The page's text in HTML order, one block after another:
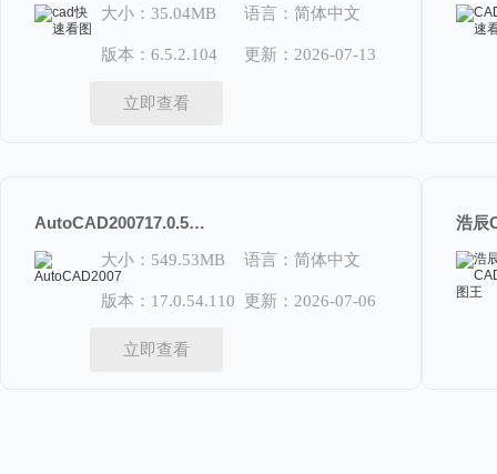
大小：35.04MB 语言：简体中文
版本：6.5.2.104 更新：2026-07-13
立即查看
AutoCAD200717.0.54.110
大小：549.53MB 语言：简体中文
版本：17.0.54.110 更新：2026-07-06
立即查看
浩辰